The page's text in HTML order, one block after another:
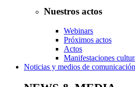
Nuestros actos
Webinars
Próximos actos
Actos
Manifestaciones
Noticias y medios de comunicación